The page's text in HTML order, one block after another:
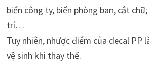
biển công ty, biển phòng ban, cắt
trí…
Tuy nhiên, nhược điểm của decal PP
vệ sinh khi thay thế.